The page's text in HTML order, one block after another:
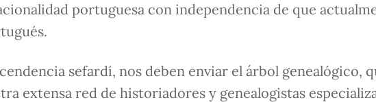
portuguesa con independencia de que
sefardí, nos deben enviar el árbol genealógico,
extensa red de historiadores y genealogistas